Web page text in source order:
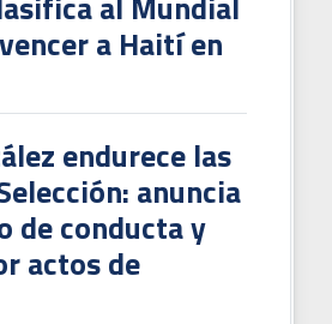
a Haití en
endurece las
anuncia
de conducta y
actos de